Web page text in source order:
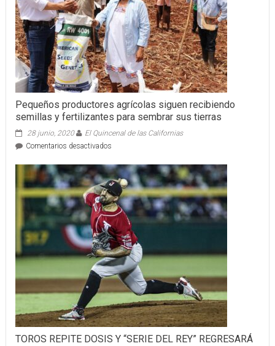
Pequeños productores agrícolas siguen recibiendo
semillas y fertilizantes para sembrar sus tierras
28 junio, 2020
El Quincenal de las Californias
Comentarios desactivadosen
productores
agrícolas
siguen
recibiendo
semillas
y
fertilizantes
para
sembrar
sus
tierras
TOROS REPITE DOSIS Y “SERIE DEL REY” REGRESARÁ